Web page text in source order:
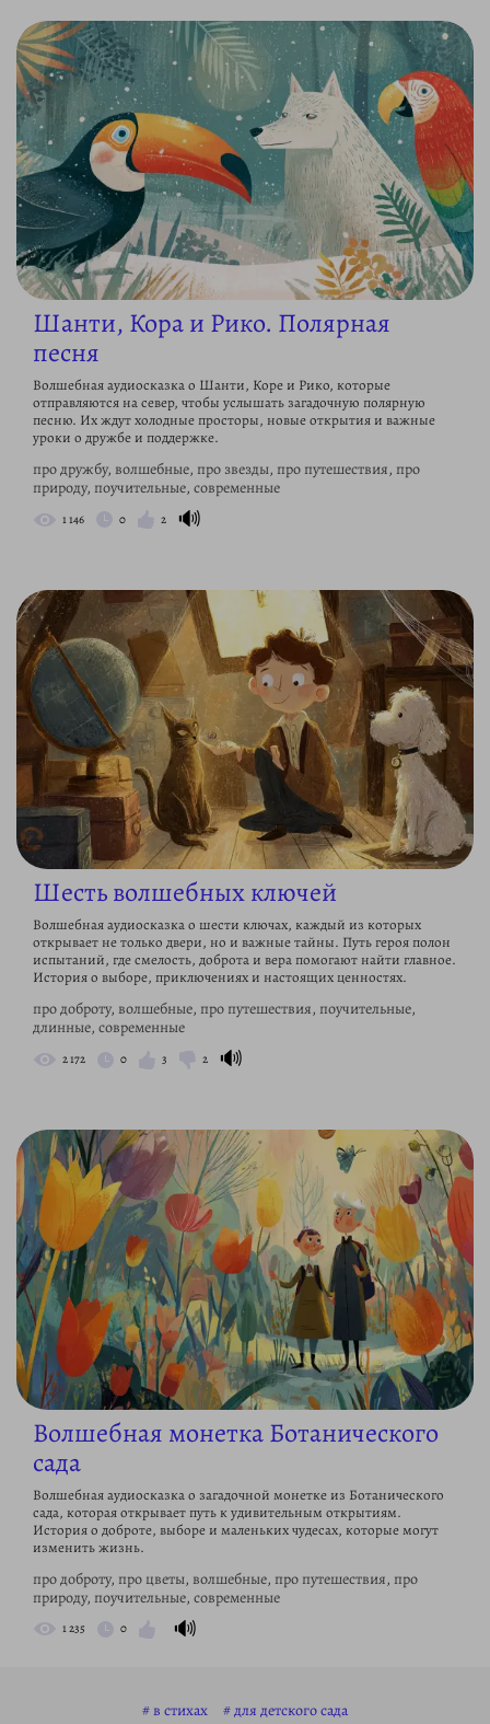
Шанти, Кора и Рико. Полярная
песня
Волшебная аудиосказка о Шанти, Коре и Рико, которые
отправляются на север, чтобы услышать загадочную полярную
песню. Их ждут холодные просторы, новые открытия и важные
уроки о дружбе и поддержке.
про дружбу, волшебные, про звезды, про путешествия, про
природу, поучительные, современные
1 146 0 2 🔊
Шесть волшебных ключей
Волшебная аудиосказка о шести ключах, каждый из которых
открывает не только двери, но и важные тайны. Путь героя полон
испытаний, где смелость, доброта и вера помогают найти главное.
История о выборе, приключениях и настоящих ценностях.
про доброту, волшебные, про путешествия, поучительные,
длинные, современные
2 172 0 3 2 🔊
Волшебная монетка Ботанического
сада
Волшебная аудиосказка о загадочной монетке из Ботанического
сада, которая открывает путь к удивительным открытиям.
История о доброте, выборе и маленьких чудесах, которые могут
изменить жизнь.
про доброту, про цветы, волшебные, про путешествия, про
природу, поучительные, современные
1 235 0 🔊
в стихах для детского сада